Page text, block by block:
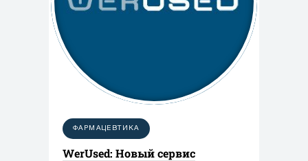
ФАРМАЦЕВТИКА
WerUsed: Новый сервис